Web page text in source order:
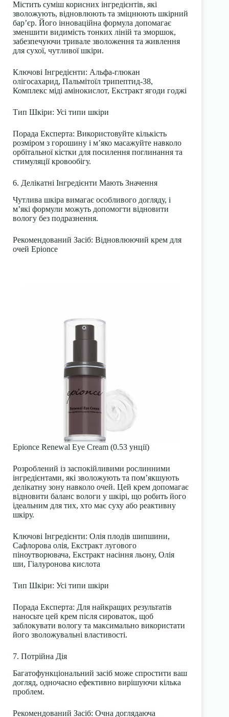
Містить суміш корисних інгредієнтів, які
зволожують, відновлюють та зміцнюють шкірний
бар’єр. Його інноваційна формула допомагає
зменшити видимість тонких ліній та зморшок,
забезпечуючи тривале зволоження та живлення
для сухої, чутливої шкіри.
Ключові Інгредієнти: Альфа-глюкан
олігосахарид, Пальмітоїл трипептид-38,
Комплекс міді амінокислот, Екстракт ягоди годжі
Тип Шкіри: Усі типи шкіри
Порада Експерта: Використовуйте кількість
розміром з горошину і м’яко масажуйте навколо
орбітальної кістки для посилення поглинання та
стимуляції кровообігу.
6. Делікатні Інгредієнти Мають Значення
Чутлива шкіра вимагає особливого догляду, і
м’які формули можуть допомогти відновити
вологу без подразнення.
Рекомендований Засіб: Відновлюючий крем для
очей Epionce
Epionce Renewal Eye Cream (0.53 унції)
Розроблений із заспокійливими рослинними
інгредієнтами, які зволожують та пом’якшують
делікатну зону навколо очей. Цей крем допомагає
відновити баланс вологи у шкірі, що робить його
ідеальним для тих, хто має суху або реактивну
шкіру.
Ключові Інгредієнти: Олія плодів шипшини,
Сафлорова олія, Екстракт лугового
піноутворювача, Екстракт насіння льону, Олія
ши, Гіалуронова кислота
Тип Шкіри: Усі типи шкіри
Порада Експерта: Для найкращих результатів
наносьте цей крем після сироваток, щоб
заблокувати вологу та максимально використати
його зволожувальні властивості.
7. Потрійна Дія
Багатофункціональний засіб може спростити ваш
догляд, одночасно ефективно вирішуючи кілька
проблем.
Рекомендований Засіб: Очна доглядаюча